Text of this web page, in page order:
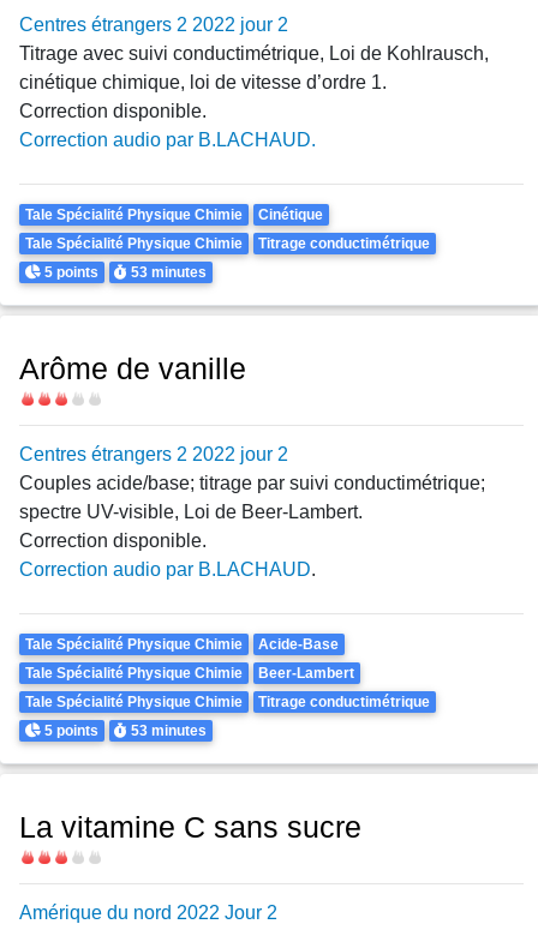
Centres étrangers 2 2022 jour 2
Titrage avec suivi conductimétrique, Loi de Kohlrausch,
cinétique chimique, loi de vitesse d’ordre 1.
Correction disponible.
Correction audio par B.LACHAUD.
Theme
Tale Spécialité Physique Chimie
Cinétique
Tale Spécialité Physique Chimie
Titrage conductimétrique
Points
5 points Durée
53 minutes
Arôme de vanille
Difficulté
Centres étrangers 2 2022 jour 2
Couples acide/base; titrage par suivi conductimétrique;
spectre UV-visible, Loi de Beer-Lambert.
Correction disponible.
Correction audio par B.LACHAUD.
Theme
Tale Spécialité Physique Chimie
Acide-Base
Tale Spécialité Physique Chimie
Beer-Lambert
Tale Spécialité Physique Chimie
Titrage conductimétrique
Points
5 points Durée
53 minutes
La vitamine C sans sucre
Difficulté
Amérique du nord 2022 Jour 2